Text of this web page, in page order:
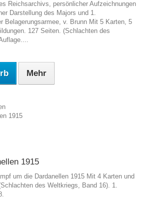
Reichsarchivs, persönlicher Aufzeichnungen
Darstellung des Majors und 1.
Belagerungsarmee, v. Brunn Mit 5 Karten, 5
127 Seiten. (Schlachten des
Mehr
1915
um die Dardanellen 1915 Mit 4 Karten und
des Weltkriegs, Band 16). 1.